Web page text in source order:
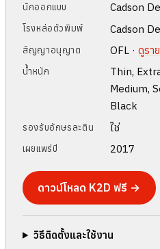
นักออกแบบ Cadson
โรงหล่อตัวพิมพ์ Cadson
สัญญาอนุญาต OFL ·ดูรา
น้ำหนัก
Thin,
Medium,
Black
รองรับอักษรละติน ใช่
เผยแพร่ปี 2017
ดาวน์โหลด K2D ฟรี →
วิธีติดตั้งและใช้งาน